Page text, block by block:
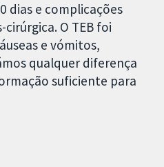
dias e complicações
O TEB foi
e vómitos,
qualquer diferença
suficiente para